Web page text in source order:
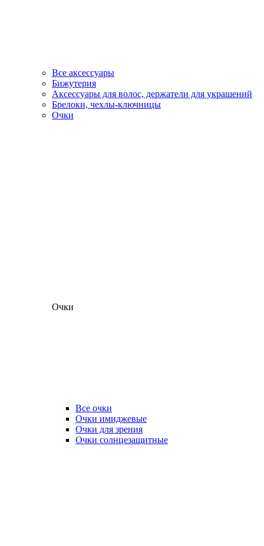
Все аксессуары
Бижутерия
Аксессуары для волос, держатели для украшений
Брелоки, чехлы-ключницы
Очки
Очки
Все очки
Очки имиджевые
Очки для зрения
Очки солнцезащитные